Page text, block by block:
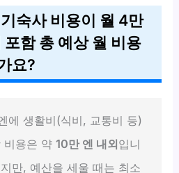
숙사 비용이 월 4만
함 총 예상 월 비용
요?
에 생활비(식비, 교통비 등)
비용은 약10만 엔 내외입니
만, 예산을 세울 때는 최소